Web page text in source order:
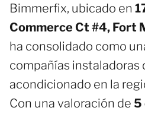
Bimmerfix, ubicado en
Commerce Ct #4, Fort
ha consolidado como
compañías instaladoras
acondicionado en la
Con una valoración de 5